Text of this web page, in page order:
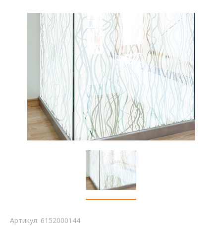
Артикул: 6152000144